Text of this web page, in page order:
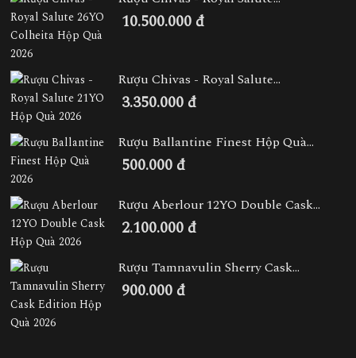
10.500.000 đ
Rượu Chivas - Royal Salute...
3.350.000 đ
Rượu Ballantine Finest Hộp Quà...
500.000 đ
Rượu Aberlour 12YO Double Cask...
2.100.000 đ
Rượu Tamnavulin Sherry Cask...
900.000 đ